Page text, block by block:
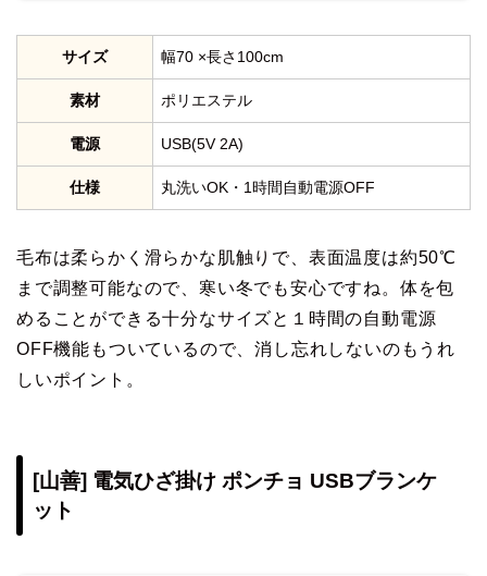
サイズ 幅70 ×長さ100cm
素材 ポリエステル
電源 USB(5V 2A)
仕様 丸洗いOK・1時間自動電源OFF
毛布は柔らかく滑らかな肌触りで、表面温度は約50℃
まで調整可能なので、寒い冬でも安心ですね。体を包
めることができる十分なサイズと１時間の自動電源
OFF機能もついているので、消し忘れしないのもうれ
しいポイント。
[山善] 電気ひざ掛け ポンチョ USBブランケ
ット